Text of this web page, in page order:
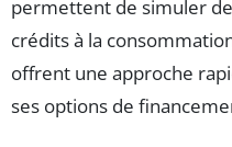
permettent de simuler
crédits à la
offrent une approche
ses options de